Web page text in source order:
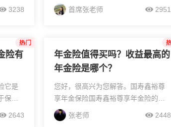
这
来
3238
长期保险，提前取出不划算，一般建
议购买年金险的朋友到年限再提取。
首席张老师 2951
险有
它是
保
并
公
2643
年金险值得买吗？收益最高的
年金险是哪个？
您好，很高兴为您解答。国寿鑫裕尊
享年金保险国寿鑫裕尊享年金险的投
保范围广、门槛低，缴费方式灵活，
投入时间短，领取快，还附加了万能
张老师 2448